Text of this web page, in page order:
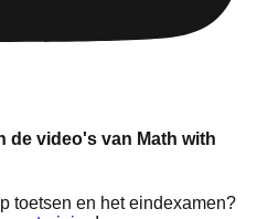
de video's van Math with
toetsen en het eindexamen?